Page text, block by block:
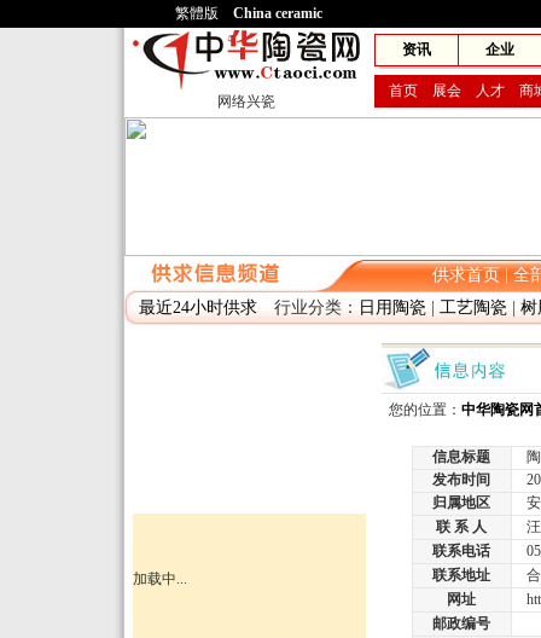
繁體版 China ceramic
网络兴瓷
资讯 企业
首页 展会 人才 商
供求首页|全
最近24小时供求行业分类： 日用陶瓷| 工艺陶瓷| 树
加载中...
您的位置： 中华陶瓷网
信息标题
陶
发布时间
归属地区
安
联 系 人
汪
联系电话
联系地址
合
网址
邮政编号